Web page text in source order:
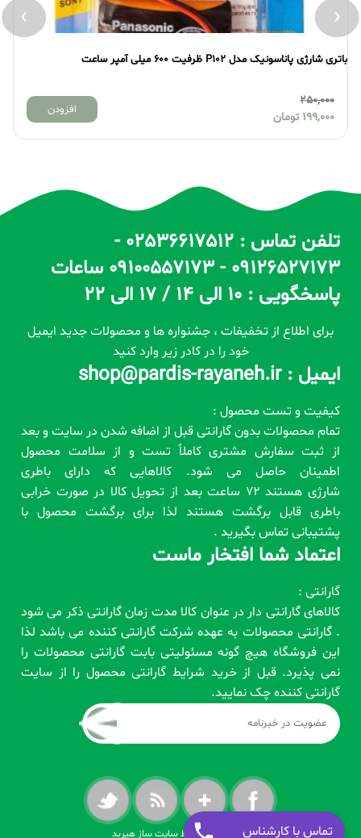
باتری شارژی پاناسونیک مدل P102 ظرفیت 600 میلی آمپر ساعت
250,000
199,000 تومان
افزودن
‹
›
تماس با کارشناس
تلفن تماس : 02536617512 -
09126527173 - 09100557173 ساعات
پاسخگویی : 10 الی 14 / 17 الی 22
برای اطلاع از تخفیفات ، جشنواره ها و محصولات جدید ایمیل
خود را در کادر زیر وارد کنید
ایمیل : shop@pardis-rayaneh.ir
کیفیت و تست محصول :
تمام محصولات بدون گارانتی قبل از اضافه شدن در سایت و بعد
از ثبت سفارش مشتری کاملاً تست و از سلامت محصول
اطمینان حاصل می شود. کالاهایی که دارای باطری
شارژی هستند 72 ساعت بعد از تحویل کالا در صورت خرابی
باطری قابل برگشت هستند لذا برای برگشت محصول با
پشتیبانی تماس بگیرید .
اعتماد شما افتخار ماست
گارانتی :
کالاهای گارانتی دار در عنوان کالا مدت زمان گارانتی ذکر می شود
. گارانتی محصولات به عهده شرکت گارانتی کننده می باشد لذا
این فروشگاه هیچ گونه مسئولیتی بابت گارانتی محصولات را
نمی پذیرد. قبل از خرید شرایط گارانتی محصول را از سایت
گارانتی کننده چک نمایید.
طراحی شده توسط سایت ساز هیربد